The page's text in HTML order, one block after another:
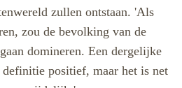
zullen ontstaan. 'Als
zou de bevolking van de
domineren. Een dergelijke
positief, maar het is net